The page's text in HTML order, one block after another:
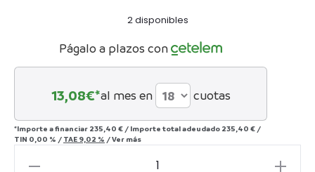
2 disponibles
Págalo a plazos con
13,08€*al mes en cuotas
*Importe a financiar 235,40 € / Importe total adeudado 235,40 € /
TIN 0,00 % / TAE 9,02 % /Ver más